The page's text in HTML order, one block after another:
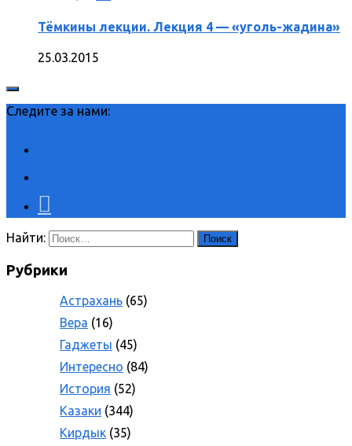
Тёмкины лекции. Лекция 4 — «уголь-жадина»
25.03.2015
Следите за нами:
Найти:
Рубрики
Астрахань (65)
Вера (16)
Гаджеты (45)
Интересно (84)
История (52)
Казаки (344)
Кирдык (35)